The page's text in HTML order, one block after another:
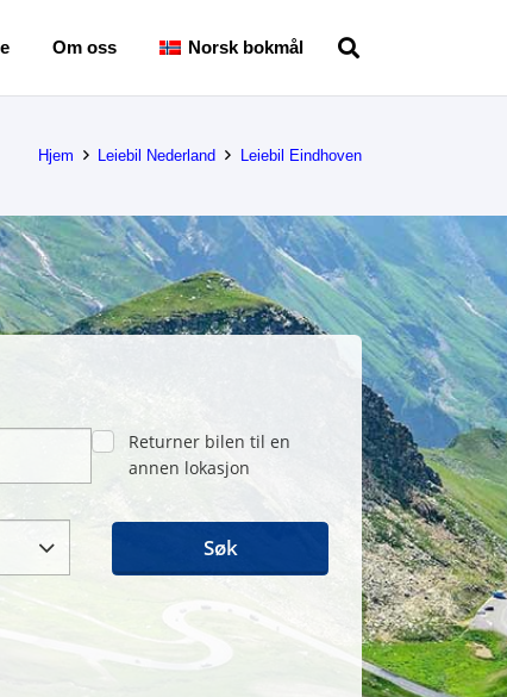
Om oss Norsk bokmål
Hjem Leiebil Nederland Leiebil Eindhoven
Returner bilen til en
annen lokasjon
Søk